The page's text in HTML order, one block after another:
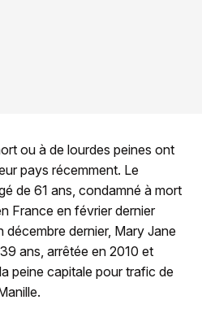
ou à de lourdes peines ont
pays récemment. Le
de 61 ans, condamné à mort
France en février dernier
décembre dernier, Mary Jane
ans, arrêtée en 2010 et
peine capitale pour trafic de